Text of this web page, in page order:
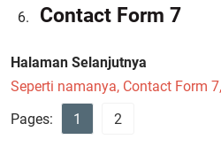
Contact Form 7
Halaman Selanjutnya
Seperti namanya, Contact Form
Pages:
1 2